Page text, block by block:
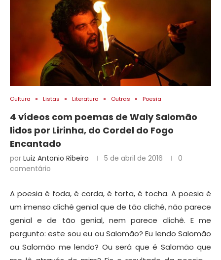
Cultura Listas Literatura Outras Poesia
4 vídeos com poemas de Waly Salomão
lidos por Lirinha, do Cordel do Fogo
Encantado
por Luiz Antonio Ribeiro 5 de abril de 2016
0
comentário
A poesia é foda, é corda, é torta, é tocha. A poesia é
um imenso clichê genial que de tão clichê, não parece
genial e de tão genial, nem parece clichê. E me
pergunto: este sou eu ou Salomão? Eu lendo Salomão
ou Salomão me lendo? Ou será que é Salomão que